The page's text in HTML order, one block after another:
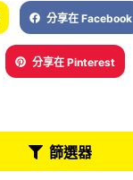
分享在 Facebook
分享在 Pinterest
篩選器